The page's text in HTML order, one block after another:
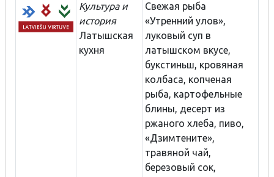
Культура и
история
Латышская
кухня
Свежая рыба
«Утренний улов»,
луковый суп в
латышском вкусе,
букстиньш, кровяная
колбаса, копченая
рыба, картофельные
блины, десерт из
ржаного хлеба, пиво,
«Дзимтените»,
травяной чай,
березовый сок,